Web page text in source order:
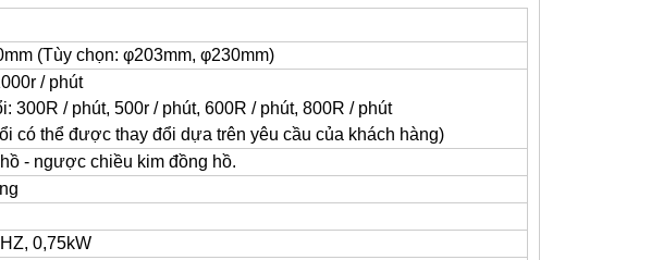
(Tùy chọn: φ203mm, φ230mm)
/ phút
300R / phút, 500r / phút, 600R / phút, 800R / phút
có thể được thay đổi dựa trên yêu cầu của khách hàng)
- ngược chiều kim đồng hồ.
0,75kW